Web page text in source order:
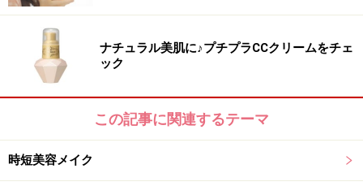
ペンシルの細い面をいかして使えば繊細なラインがくっ
きりと描け、ペンシルの太い面をいかして使えばパウダ
ーをぼかしたようにふんわりと色がのります。ペンシル
されている上、キャップがスクエア型なのでテーブルの
上でコロコロ転がるストレスもなし。眉メイクに時間が
ナチュラル美肌に♪プチプラCCクリームをチェ
ック
この記事に関連するテーマ
時短美容メイク